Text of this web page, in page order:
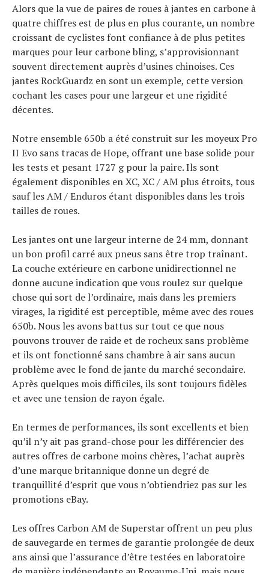
Alors que la vue de paires de roues à jantes en carbone à
quatre chiffres est de plus en plus courante, un nombre
croissant de cyclistes font confiance à de plus petites
marques pour leur carbone bling, s’approvisionnant
souvent directement auprès d’usines chinoises. Ces
jantes RockGuardz en sont un exemple, cette version
cochant les cases pour une largeur et une rigidité
décentes.
Notre ensemble 650b a été construit sur les moyeux Pro
II Evo sans tracas de Hope, offrant une base solide pour
les tests et pesant 1727 g pour la paire. Ils sont
également disponibles en XC, XC / AM plus étroits, tous
sauf les AM / Enduros étant disponibles dans les trois
tailles de roues.
Les jantes ont une largeur interne de 24 mm, donnant
un bon profil carré aux pneus sans être trop traînant.
La couche extérieure en carbone unidirectionnel ne
donne aucune indication que vous roulez sur quelque
chose qui sort de l’ordinaire, mais dans les premiers
virages, la rigidité est perceptible, même avec des roues
650b. Nous les avons battus sur tout ce que nous
pouvons trouver de raide et de rocheux sans problème
et ils ont fonctionné sans chambre à air sans aucun
problème avec le fond de jante du marché secondaire.
Après quelques mois difficiles, ils sont toujours fidèles
et avec une tension de rayon égale.
En termes de performances, ils sont excellents et bien
qu’il n’y ait pas grand-chose pour les différencier des
autres offres de carbone moins chères, l’achat auprès
d’une marque britannique donne un degré de
tranquillité d’esprit que vous n’obtiendriez pas sur les
promotions eBay.
Les offres Carbon AM de Superstar offrent un peu plus
de sauvegarde en termes de garantie prolongée de deux
ans ainsi que l’assurance d’être testées en laboratoire